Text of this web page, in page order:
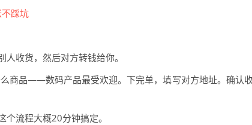
收货，然后对方转钱给你。
商品——数码产品最受欢迎。下完单，填写对方地址。确认
流程大概20分钟搞定。